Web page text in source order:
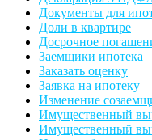
Документы для
Доли в квартире
Досрочное
Заемщики ипотека
Заказать оценку
Заявка на ипотеку
Изменение
Имущественный
Имущественный